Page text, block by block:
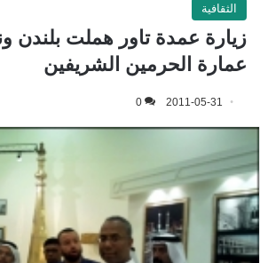
الثقافية
زيارة عمدة تاور هملت بلندن
عمارة الحرمين الشريفين
2011-05-31
0